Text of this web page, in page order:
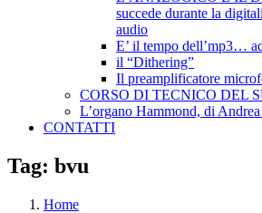
succede durante la
audio
E’ il tempo dell’mp3…
il “Dithering”
Il preamplificatore
CORSO DI TECNICO DEL
L’organo Hammond, di
CONTATTI
Tag: bvu
Home